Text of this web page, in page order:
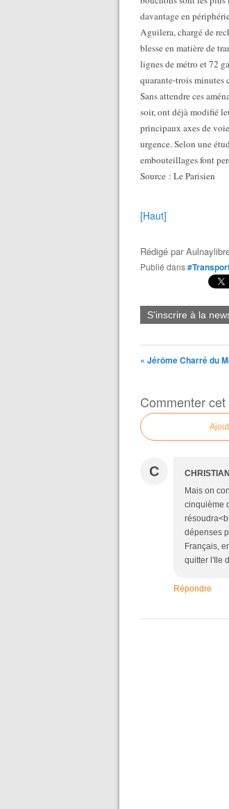
davantage en
Aguilera, chargé de
blesse en matière de
lignes de métro et 72
quarante-trois minutes
Sans attendre ces
soir, ont déjà modifié
principaux axes de
urgence. Selon une
embouteillages font
Source : Le Parisien
[Haut]
Rédigé par
Publié dans
S'inscrire à la
« Jérôme Charré du
Commenter
C CHRISTIAN
Mais on
cinquième
dépenses
Français,
quitter l'Ile
Répondre